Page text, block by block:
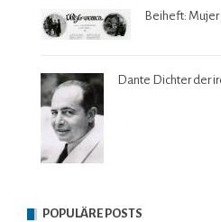
Beiheft:
Dante Dichter der
POPULÄRE POSTS